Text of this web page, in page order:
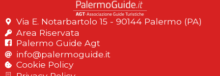
Via E. Notarbartolo 15 - 90144 Palermo (PA)
Area Riservata
Palermo Guide Agt
info@palermoguide.it
Cookie Policy